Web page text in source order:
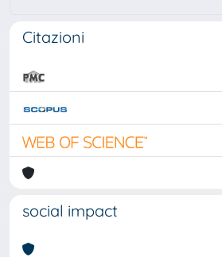
Citazioni
social impact